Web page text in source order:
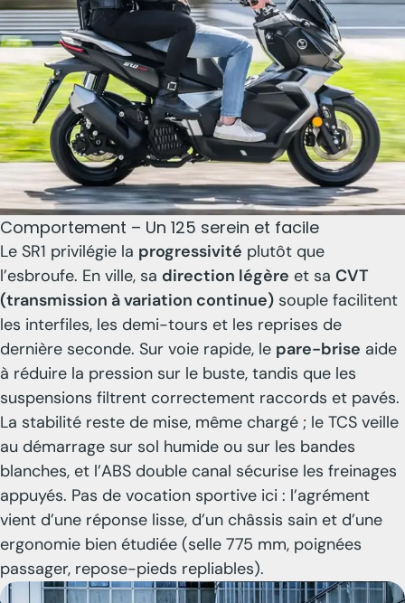
Comportement – Un 125 serein et facile
Le SR1 privilégie la progressivité plutôt que
l’esbroufe. En ville, sa direction légère et sa CVT
(transmission à variation continue) souple facilitent
les interfiles, les demi-tours et les reprises de
dernière seconde. Sur voie rapide, le pare-brise aide
à réduire la pression sur le buste, tandis que les
suspensions filtrent correctement raccords et pavés.
La stabilité reste de mise, même chargé ; le TCS veille
au démarrage sur sol humide ou sur les bandes
blanches, et l’ABS double canal sécurise les freinages
appuyés. Pas de vocation sportive ici : l’agrément
vient d’une réponse lisse, d’un châssis sain et d’une
ergonomie bien étudiée (selle 775 mm, poignées
passager, repose-pieds repliables).